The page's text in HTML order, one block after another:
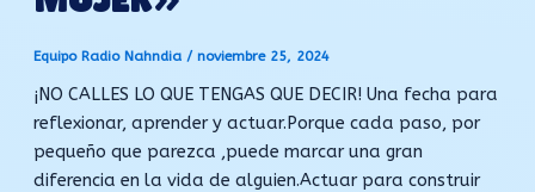
Equipo Radio Nahndia / noviembre 25, 2024
¡NO CALLES LO QUE TENGAS QUE DECIR! Una fecha para
reflexionar, aprender y actuar.Porque cada paso, por
pequeño que parezca ,puede marcar una gran
diferencia en la vida de alguien.Actuar para construir